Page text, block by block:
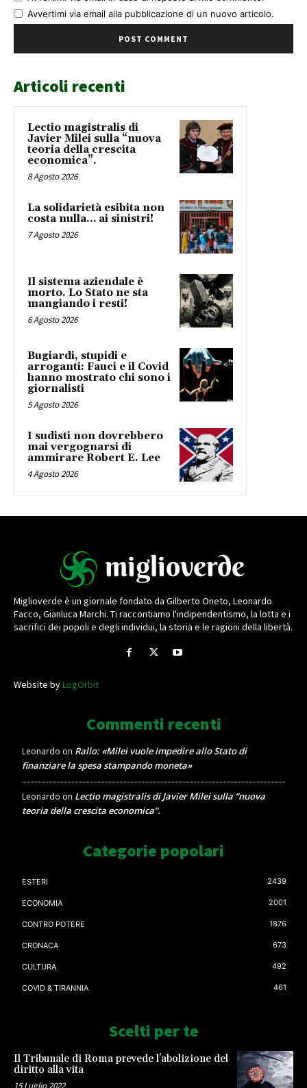
Avvertimi via email alla pubblicazione di un nuovo articolo.
Articoli recenti
Lectio magistralis di
Javier Milei sulla “nuova
teoria della crescita
economica”.
8 Agosto 2026
La solidarietà esibita non
costa nulla… ai sinistri!
7 Agosto 2026
Il sistema aziendale è
morto. Lo Stato ne sta
mangiando i resti!
6 Agosto 2026
Bugiardi, stupidi e
arroganti: Fauci e il Covid
hanno mostrato chi sono i
giornalisti
5 Agosto 2026
I sudisti non dovrebbero
mai vergognarsi di
ammirare Robert E. Lee
4 Agosto 2026
Miglioverde è un giornale fondato da Gilberto Oneto, Leonardo
Facco, Gianluca Marchi. Ti raccontiamo l'indipendentismo, la lotta e i
sacrifici dei popoli e degli individui, la storia e le ragioni della libertà.
Website byLogOrbit
Commenti recenti
Leonardo on Rallo: «Milei vuole impedire allo Stato di
finanziare la spesa stampando moneta»
Leonardo on Lectio magistralis di Javier Milei sulla “nuova
teoria della crescita economica”.
Categorie popolari
ESTERI 2439
ECONOMIA 2001
CONTRO POTERE 1876
CRONACA 673
CULTURA 492
COVID & TIRANNIA 461
Scelti per te
Il Tribunale di Roma prevede l’abolizione del
diritto alla vita